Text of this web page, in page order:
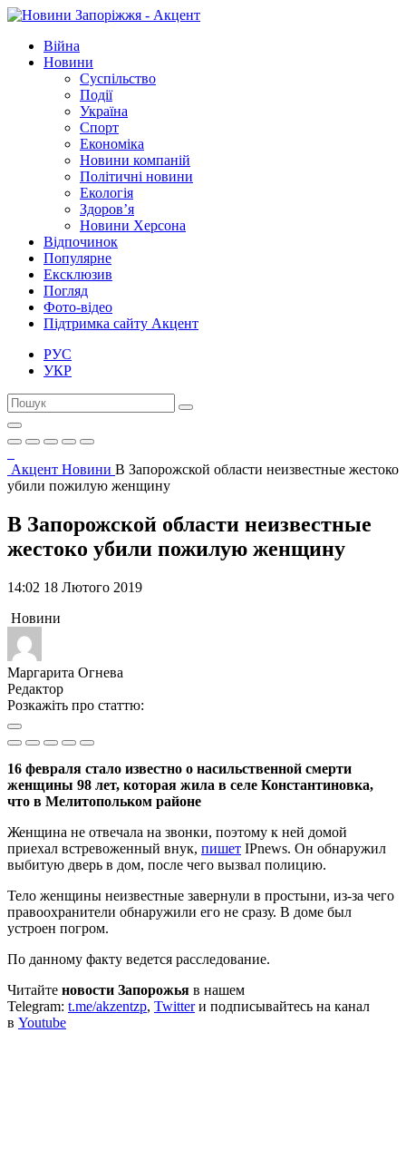
Війна
Новини
Суспільство
Події
Україна
Спорт
Економіка
Новини компаній
Політичні новини
Екологія
Здоров’я
Новини Херсона
Відпочинок
Популярне
Ексклюзив
Погляд
Фото-відео
Підтримка сайту Акцент
РУС
УКР
Акцент Новини В Запорожской области неизвестные жестоко
убили пожилую женщину
В Запорожской области неизвестные
жестоко убили пожилую женщину
14:02 18 Лютого 2019
Новини
Маргарита Огнева
Редактор
Розкажіть про статтю:
16 февраля стало известно о насильственной смерти
женщины 98 лет, которая жила в селе Константиновка,
что в Мелитопольком районе
Женщина не отвечала на звонки, поэтому к ней домой
приехал встревоженный внук, пишет IPnews. Он обнаружил
выбитую дверь в дом, после чего вызвал полицию.
Тело женщины неизвестные завернули в простыни, из-за чего
правоохранители обнаружили его не сразу. В доме был
устроен погром.
По данному факту ведется расследование.
Читайте новости Запорожья в нашем
Telegram: t.me/akzentzp, Twitterи подписывайтесь на канал
в Youtube